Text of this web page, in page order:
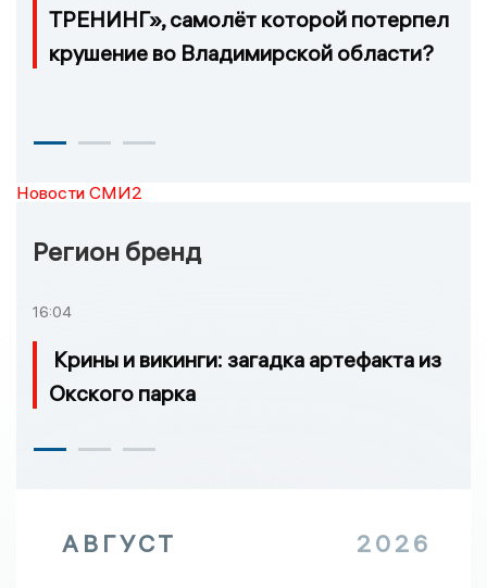
ТРЕНИНГ», самолёт которой потерпел
крушение во Владимирской области?
Новости СМИ2
Регион бренд
16:04
Крины и викинги: загадка артефакта из
Окского парка
АВГУСТ 2026